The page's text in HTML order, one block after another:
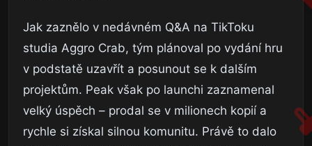
Jak zaznělo v nedávném Q&A na TikToku
studia Aggro Crab, tým plánoval po vydání hru
v podstatě uzavřít a posunout se k dalším
projektům. Peak však po launchi zaznamenal
velký úspěch – prodal se v milionech kopií a
rychle si získal silnou komunitu. Právě to dalo